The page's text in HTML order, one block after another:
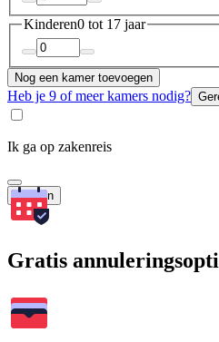
Kinderen0 tot 17 jaar
Nog een kamer toevoegen
Heb je 9 of meer kamers nodig?
Ik ga op zakenreis
Zoeken
Gratis